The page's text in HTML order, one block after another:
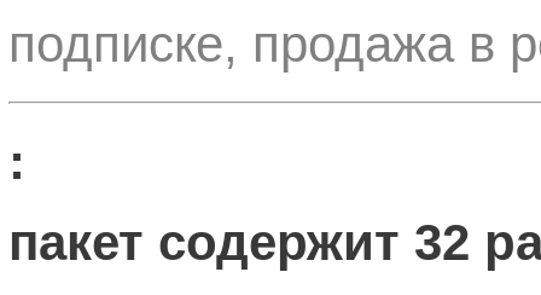
подписке, продажа в
:
пакет содержит 32